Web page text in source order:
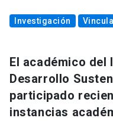
Investigación
El académico del
Desarrollo
participado
instancias